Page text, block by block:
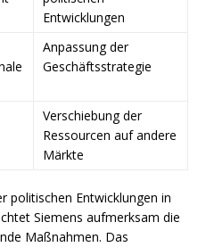
Entwicklungen
Anpassung der
Geschäftsstrategie
Verschiebung der
Ressourcen auf andere
Märkte
politischen Entwicklungen in
Siemens aufmerksam die
Maßnahmen. Das